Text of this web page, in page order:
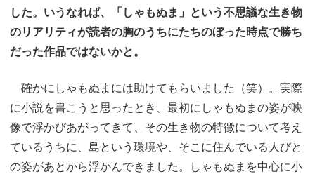
した。いうなれば、「しゃもぬま」という不思議な生き物
のリアリティが読者の胸のうちにたちのぼった時点で勝ち
だった作品ではないかと。
確かにしゃもぬまには助けてもらいました（笑）。実際
に小説を書こうと思ったとき、最初にしゃもぬまの姿が映
像で浮かびあがってきて、その生き物の特徴について考え
ているうちに、島という環境や、そこに住んでいる人びと
の姿があとから浮かんできました。しゃもぬまを中心に小